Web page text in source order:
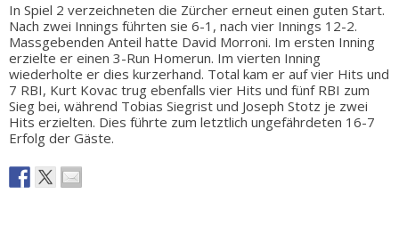
In Spiel 2 verzeichneten die Zürcher erneut einen guten Start.
Nach zwei Innings führten sie 6-1, nach vier Innings 12-2.
Massgebenden Anteil hatte David Morroni. Im ersten Inning
erzielte er einen 3-Run Homerun. Im vierten Inning
wiederholte er dies kurzerhand. Total kam er auf vier Hits und
7 RBI, Kurt Kovac trug ebenfalls vier Hits und fünf RBI zum
Sieg bei, während Tobias Siegrist und Joseph Stotz je zwei
Hits erzielten. Dies führte zum letztlich ungefährdeten 16-7
Erfolg der Gäste.